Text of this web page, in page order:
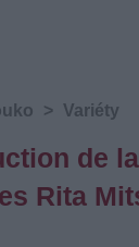
> Variéty
de
Rita